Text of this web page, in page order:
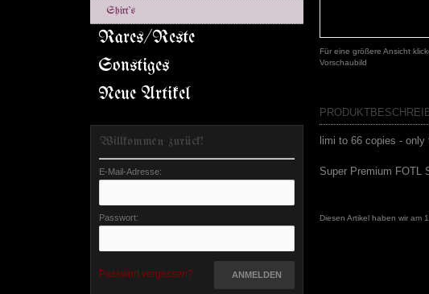
Für eine größere Ansicht
Vorschaubild
limi to 66 copies -
Super Premium FOTL
Diesen Artikel haben wir am
Shirt's
Rares/Reste
Sonstiges
Neue Artikel
Willkommen zurück!
E-Mail-Adresse:
Passwort:
Passwort vergessen? ANMELDEN